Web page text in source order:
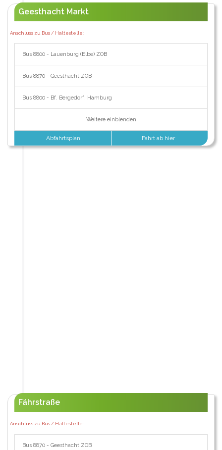
Geesthacht Markt
Anschluss zu Bus / Haltestelle:
Bus 8800 - Lauenburg (Elbe) ZOB
Bus 8870 - Geesthacht ZOB
Bus 8800 - Bf. Bergedorf, Hamburg
Weitere einblenden
Abfahrtsplan Fahrt ab hier
Fährstraße
Anschluss zu Bus / Haltestelle:
Bus 8870 - Geesthacht ZOB